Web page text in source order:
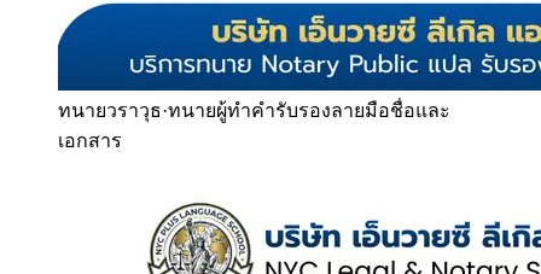
ทนายวราวุธ·ทนายผู้ทำคำรับรองลายมือชื่อและ
เอกสาร